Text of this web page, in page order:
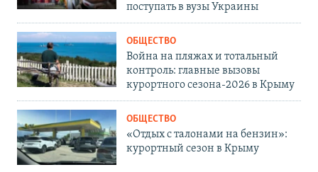
поступать в вузы Украины
ОБЩЕСТВО
Война на пляжах и тотальный
контроль: главные вызовы
курортного сезона-2026 в Крыму
ОБЩЕСТВО
«Отдых с талонами на бензин»:
курортный сезон в Крыму